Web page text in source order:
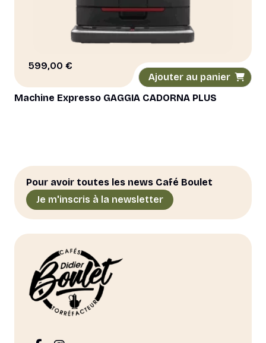
599,00 €
Ajouter au panier
Machine Expresso GAGGIA CADORNA PLUS
Pour avoir toutes les news Café Boulet
Je m'inscris à la newsletter